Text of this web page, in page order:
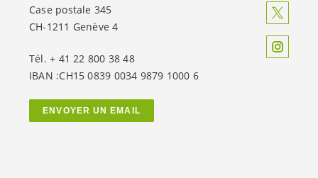
Case postale 345
CH-1211 Genève 4
Tél. + 41 22 800 38 48
IBAN :CH15 0839 0034 9879 1000 6
ENVOYER UN EMAIL